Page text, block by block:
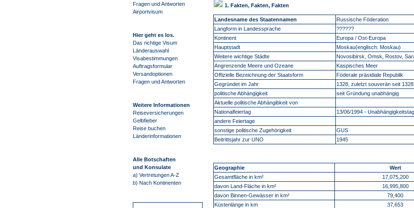
Fragen und Antworten
Airportvisum
Hier geht es los.
Das richtige Visum
Länderauswahl
Visabestimmungen
Auftragsformular
Versandoptionen
Fragen und Antworten
Weitere Informationen
Reiseversicherungen
Gelbfieber
Reise buchen
Länderinformationen
Alle Botschaften
und Konsulate
a) Vertretungen A-Z
b) Nach Kontinenten
1. Fakten, Fakten, Fakten
Landesname des Staatennamen
Russische Föderation
Langform in Landessprache
??????
Kontinent
Europa / Ost-Europa
Hauptstadt
Moskau(englisch: Moskau)
Weitere wichtige Städte
Novosibirsk, Omsk, Rostov,
Angrenzende Meere und Ozeane
Kaspisches Meer
Offizielle Bezeichnung der Staatsform
Föderale präsidiale Republik
Gegründet im Jahr
1328, zuletzt souverän seit 1328
politische Abhängigkeit
seit Gründung unabhängig
Aktuelle politische Abhängibkeit von
Nationalfeiertag
13/06/1994 - Unabhängigkeitstag
andere Feiertage
sonstige politische Zugehörigkeit
GUS
Beitrittsjahr zur UNO
1945
Geographie Wert
Gesamtfläche in km²
17,075,200
davon Land-Fläche in km²
16,995,800
davon Binnen-Gewässer in km²
79,400
Küstenlänge in km
37,653